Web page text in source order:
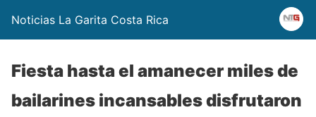
Noticias La Garita Costa Rica
Fiesta hasta el amanecer miles de
bailarines incansables disfrutaron